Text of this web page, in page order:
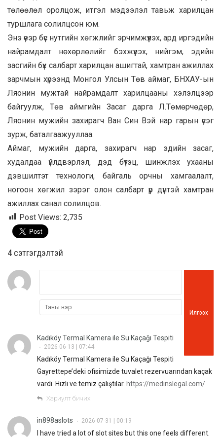
төлөөлөл оролцож, итгэл мэдээлэл тавьж харилцан
туршлага солилцсон юм.
Энэ үеэр бүс нутгийн хөгжлийг эрчимжүүлэх, ард иргэдийн
найрамдалт нөхөрлөлийг бэхжүүлэх, нийгэм, эдийн
засгийн бүх салбарт харилцан ашигтай, хамтран ажиллах
зарчмын хүрээнд Монгол Улсын Төв аймаг, БНХАУ-ын
Ляонин мужтай найрамдалт харилцааны хэлэлцээр
байгуулж, Төв аймгийн Засаг дарга Л.Төмөрчөдөр,
Ляонин мужийн захирагч Ван Син Вэй нар гарын үсэг
зурж, баталгаажууллаа.
Аймаг, мужийн дарга, захирагч нар эдийн засаг,
худалдаа үйлдвэрлэл, дэд бүтэц, шинжлэх ухааны
дэвшилтэт технологи, байгаль орчны хамгаалалт,
ногоон хөгжил зэрэг олон салбарт үр дүнтэй хамтран
ажиллах санал солилцов.
Post Views: 2,735
4 cэтгэгдэлтэй
Илгээх
Kadıköy Termal Kamera ile Su Kaçağı Tespiti
• 2026-06-13 | 07:44
Kadıköy Termal Kamera ile Su Kaçağı Tespiti
Gayrettepe’deki ofisimizde tuvalet rezervuarından kaçak
vardı. Hızlı ve temiz çalıştılar. https://medinslegal.com/
Хариулт бичих
in898aslots • 2026-07-31 | 00:19
I have tried a lot of slot sites but this one feels different.